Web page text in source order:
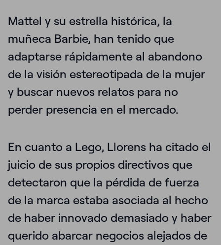
Mattel y su estrella histórica, la
muñeca Barbie, han tenido que
adaptarse rápidamente al abandono
de la visión estereotipada de la mujer
y buscar nuevos relatos para no
perder presencia en el mercado.
En cuanto a Lego, Llorens ha citado el
juicio de sus propios directivos que
detectaron que la pérdida de fuerza
de la marca estaba asociada al hecho
de haber innovado demasiado y haber
querido abarcar negocios alejados de